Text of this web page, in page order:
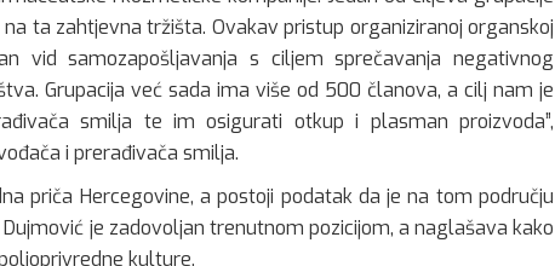
ta zahtjevna tržišta. Ovakav pristup organiziranoj organskoj
vid samozapošljavanja s ciljem sprečavanja negativnog
Grupacija već sada ima više od 500 članova, a cilj nam je
smilja te im osigurati otkup i plasman proizvoda”,
i prerađivača smilja.
priča Hercegovine, a postoji podatak da je na tom području
je zadovoljan trenutnom pozicijom, a naglašava kako
kulture.